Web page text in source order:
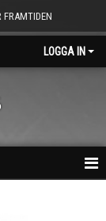
FRAMTIDEN
LOGGA IN